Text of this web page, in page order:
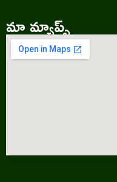
మా మ్యాప్స్